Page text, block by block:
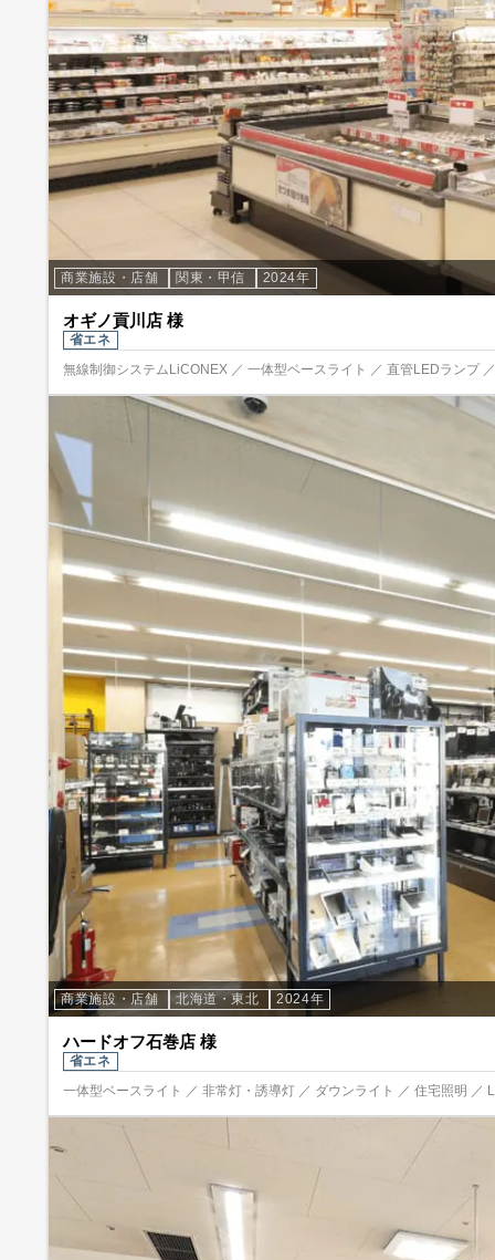
商業施設・店舗 関東・甲信 2024年
オギノ貢川店 様
省エネ
無線制御システムLiCONEX ／ 一体型ベースライト ／ 直管LEDランプ
商業施設・店舗 北海道・東北 2024年
ハードオフ石巻店 様
省エネ
一体型ベースライト ／ 非常灯・誘導灯 ／ ダウンライト ／ 住宅照明 ／